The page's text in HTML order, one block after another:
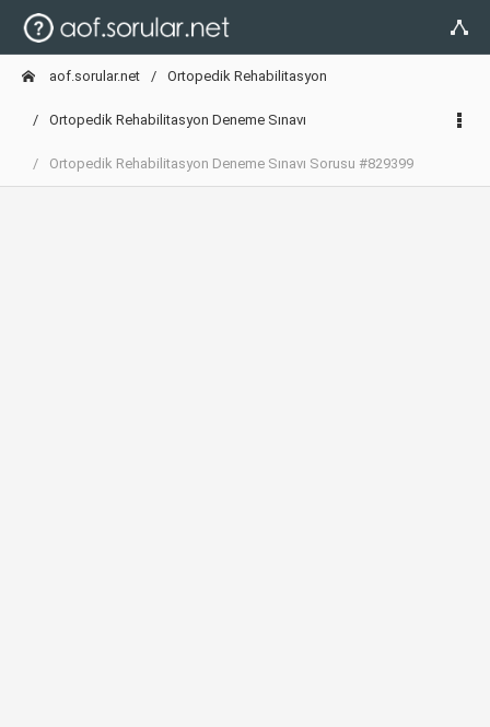
aof.sorular.net Ortopedik Rehabilitasyon
Ortopedik Rehabilitasyon Deneme Sınavı
Ortopedik Rehabilitasyon Deneme Sınavı Sorusu #829399